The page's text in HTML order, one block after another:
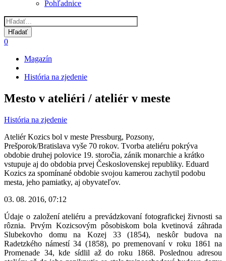
Pohľadnice
0
Omrvinka
Magazín
História na zjedenie
Mesto v ateliéri / ateliér v meste
História na zjedenie
Ateliér Kozics bol v meste Pressburg, Pozsony,
Prešporok/Bratislava vyše 70 rokov. Tvorba ateliéru pokrýva
obdobie druhej polovice 19. storočia, zánik monarchie a krátko
vstupuje aj do obdobia prvej Československej republiky. Eduard
Kozics za spomínané obdobie svojou kamerou zachytil podobu
mesta, jeho pamiatky, aj obyvateľov.
03. 08. 2016, 07:12
Údaje o založení ateliéru a prevádzkovaní fotografickej živnosti sa
rôznia. Prvým Kozicsovým pôsobiskom bola kvetinová záhrada
Slubekovho domu na Kozej 33 (1854), neskôr budova na
Radetzkého námestí 34 (1858), po premenovaní v roku 1861 na
Promenade 34, kde sídlil až do roku 1868. Poslednou adresou